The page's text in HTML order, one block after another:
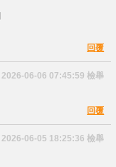
回覆
2026-06-06 07:45:59 檢舉
回覆
2026-06-05 18:25:36 檢舉